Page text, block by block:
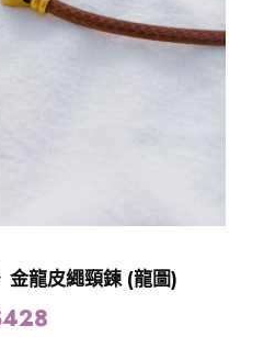
金龍皮繩頸鍊 (龍圖)
428